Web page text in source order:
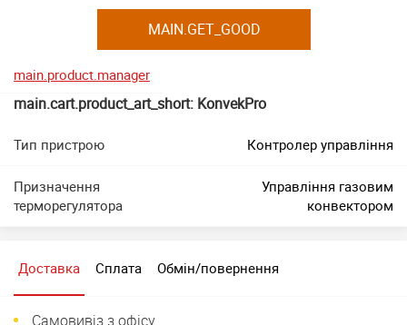
MAIN.GET_GOOD
main.product.manager
main.cart.product_art_short: KonvekPro
Тип пристрою Контролер управління
Призначення
терморегулятора
Управління газовим
конвектором
Доставка Сплата Обмін/повернення
Самовивіз з офісу